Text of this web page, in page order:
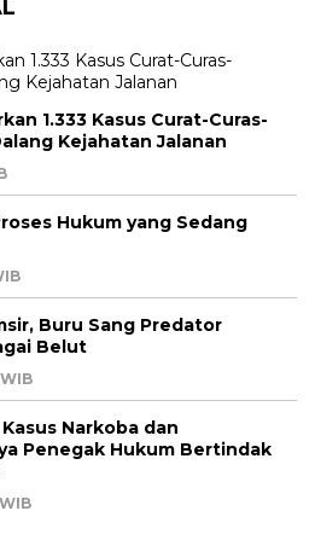
1.333 Kasus Curat-Curas-
Kejahatan Jalanan
Hukum yang Sedang
Buru Sang Predator
Belut
Narkoba dan
Penegak Hukum Bertindak